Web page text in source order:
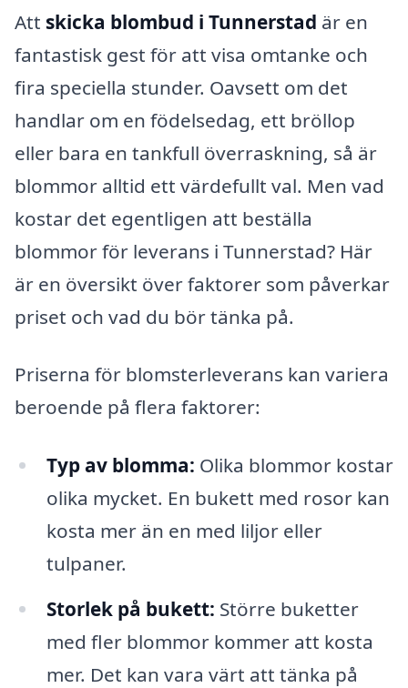
Att skicka blombud i Tunnerstad är en
fantastisk gest för att visa omtanke och
fira speciella stunder. Oavsett om det
handlar om en födelsedag, ett bröllop
eller bara en tankfull överraskning, så är
blommor alltid ett värdefullt val. Men vad
kostar det egentligen att beställa
blommor för leverans i Tunnerstad? Här
är en översikt över faktorer som påverkar
priset och vad du bör tänka på.
Priserna för blomsterleverans kan variera
beroende på flera faktorer:
Typ av blomma: Olika blommor kostar
olika mycket. En bukett med rosor kan
kosta mer än en med liljor eller
tulpaner.
Storlek på bukett: Större buketter
med fler blommor kommer att kosta
mer. Det kan vara värt att tänka på